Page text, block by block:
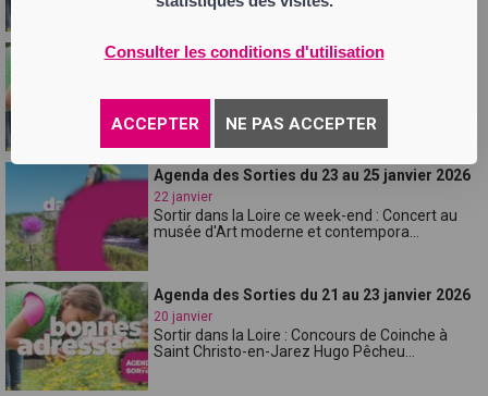
Consulter les conditions d'utilisation
ACCEPTER NE PAS ACCEPTER
Agenda des Sorties du 26 au 28 janvier 2026
Sortir dans la Loire : "Les femmes savantes"
Agenda des Sorties du 23 au 25 janvier 2026
22 janvier
Sortir dans la Loire ce week-end : Concert au
musée d'Art moderne et contempora...
Agenda des Sorties du 21 au 23 janvier 2026
20 janvier
Sortir dans la Loire : Concours de Coinche à
Saint Christo-en-Jarez Hugo Pêcheu...